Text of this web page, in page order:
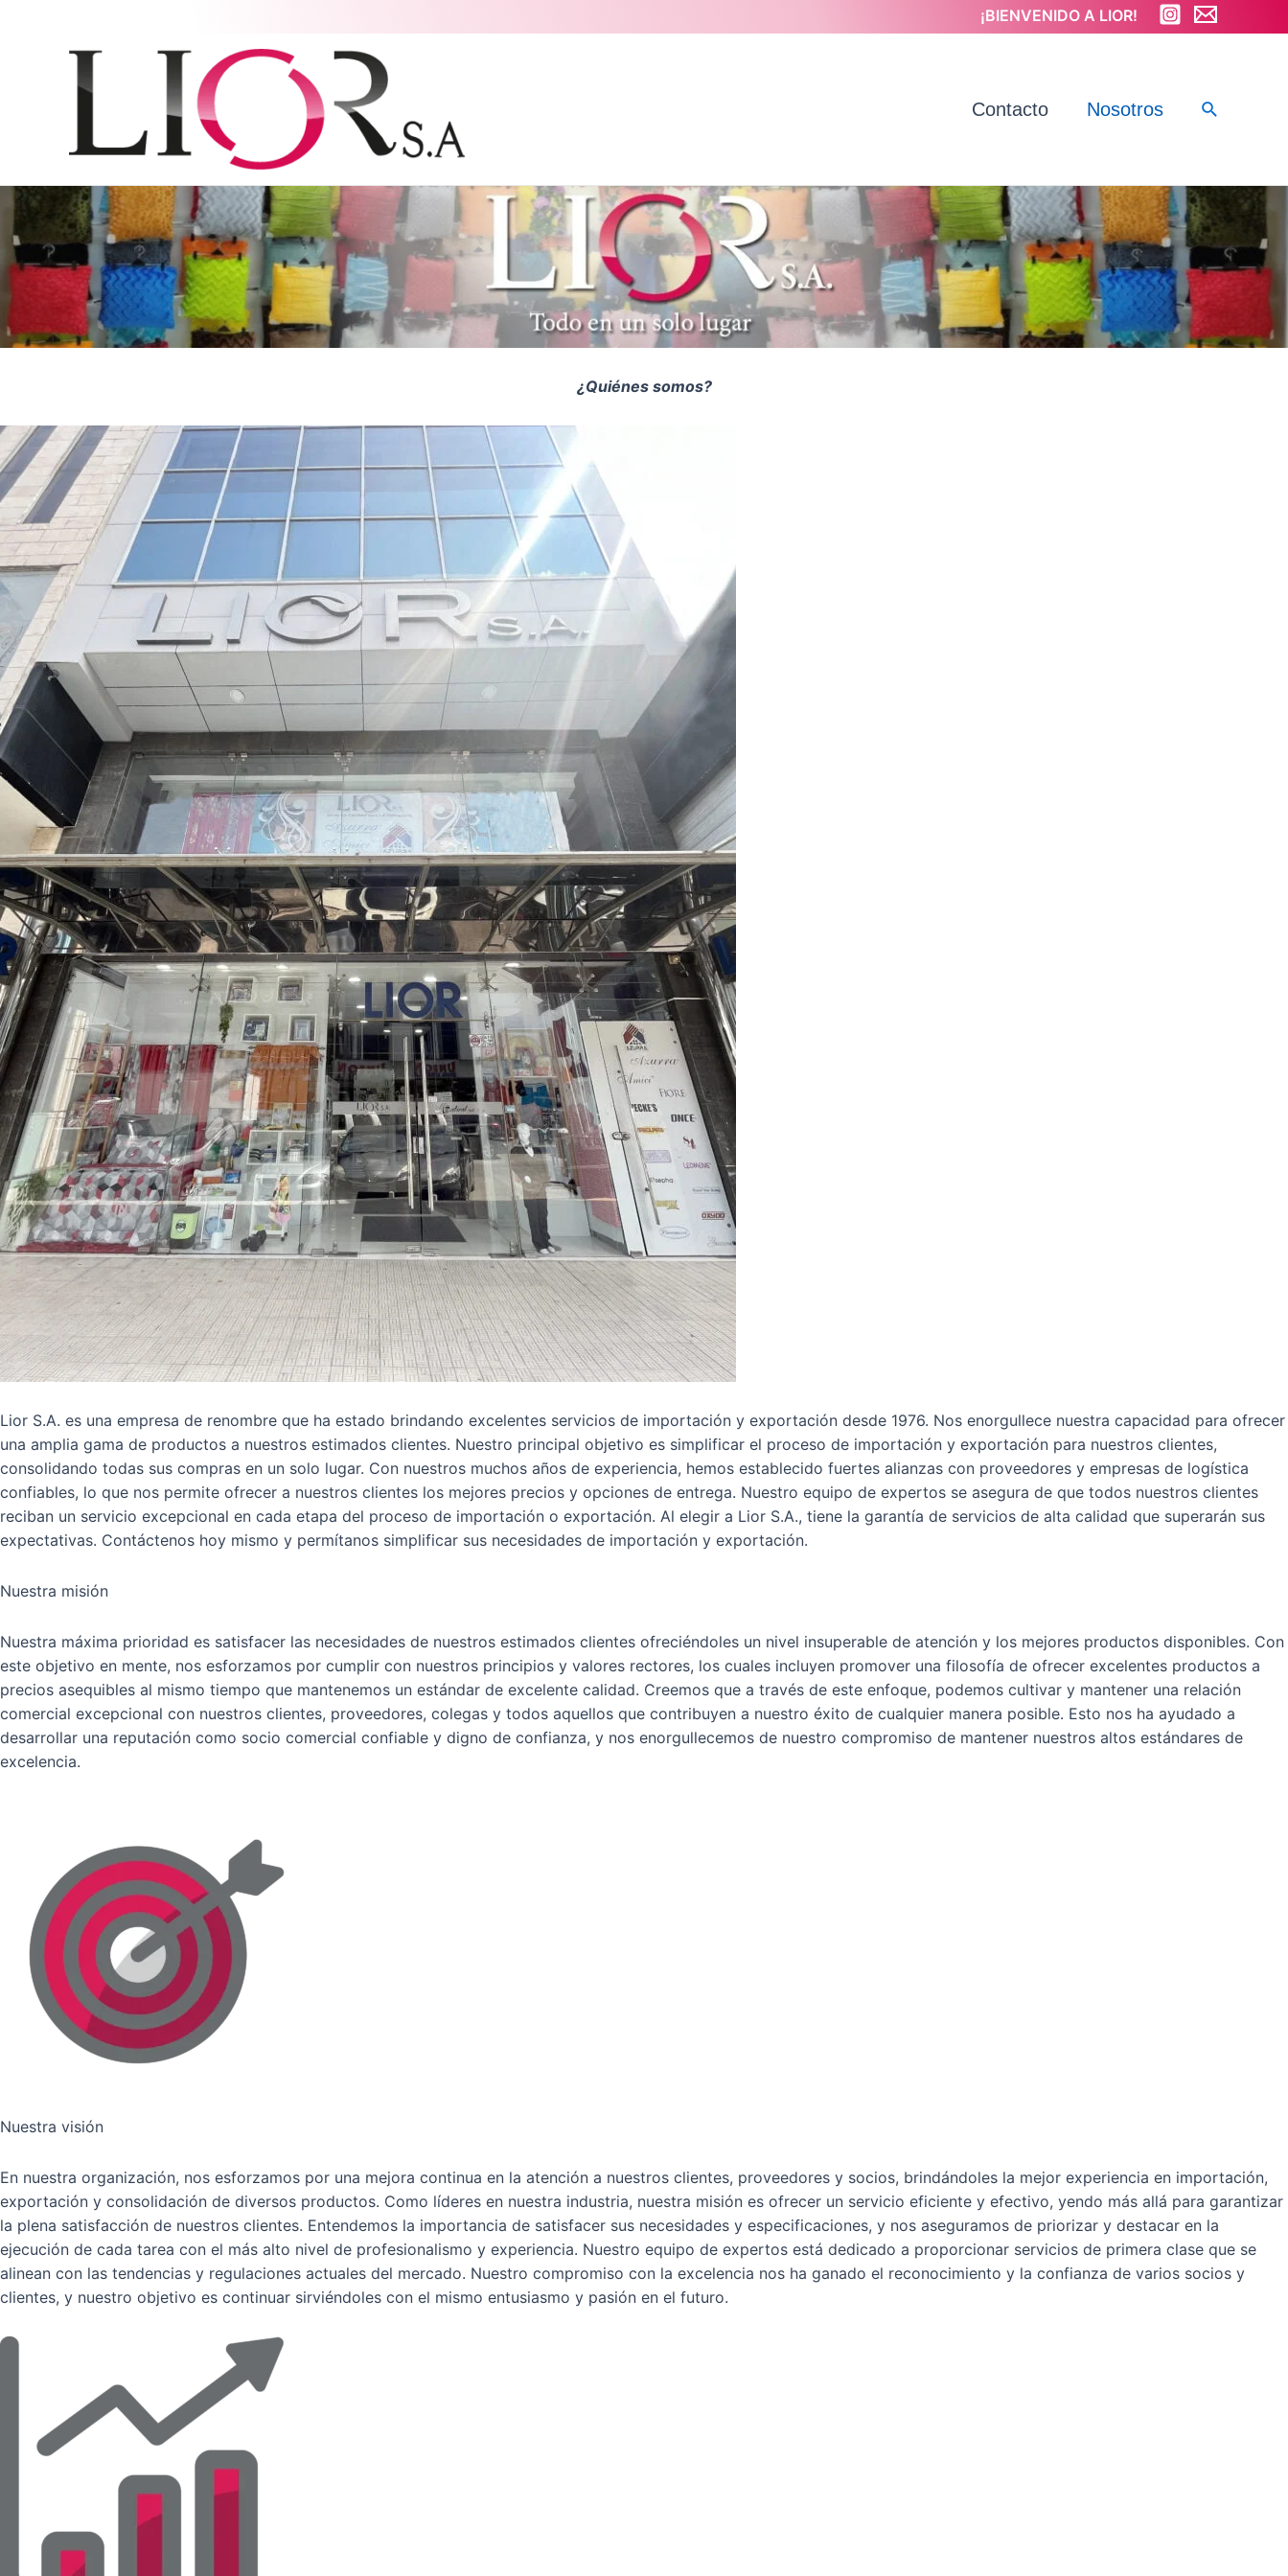
¡BIENVENIDO A LIOR!
Contacto Nosotros
¿Quiénes somos?
Lior S.A. es una empresa de renombre que ha estado brindando excelentes servicios de importación y exportación desde 1976. Nos enorgullece nuestra capacidad para ofrecer
una amplia gama de productos a nuestros estimados clientes. Nuestro principal objetivo es simplificar el proceso de importación y exportación para nuestros clientes,
consolidando todas sus compras en un solo lugar. Con nuestros muchos años de experiencia, hemos establecido fuertes alianzas con proveedores y empresas de logística
confiables, lo que nos permite ofrecer a nuestros clientes los mejores precios y opciones de entrega. Nuestro equipo de expertos se asegura de que todos nuestros clientes
reciban un servicio excepcional en cada etapa del proceso de importación o exportación. Al elegir a Lior S.A., tiene la garantía de servicios de alta calidad que superarán sus
expectativas. Contáctenos hoy mismo y permítanos simplificar sus necesidades de importación y exportación.
Nuestra misión
Nuestra máxima prioridad es satisfacer las necesidades de nuestros estimados clientes ofreciéndoles un nivel insuperable de atención y los mejores productos disponibles. Con
este objetivo en mente, nos esforzamos por cumplir con nuestros principios y valores rectores, los cuales incluyen promover una filosofía de ofrecer excelentes productos a
precios asequibles al mismo tiempo que mantenemos un estándar de excelente calidad. Creemos que a través de este enfoque, podemos cultivar y mantener una relación
comercial excepcional con nuestros clientes, proveedores, colegas y todos aquellos que contribuyen a nuestro éxito de cualquier manera posible. Esto nos ha ayudado a
desarrollar una reputación como socio comercial confiable y digno de confianza, y nos enorgullecemos de nuestro compromiso de mantener nuestros altos estándares de
excelencia.
Nuestra visión
En nuestra organización, nos esforzamos por una mejora continua en la atención a nuestros clientes, proveedores y socios, brindándoles la mejor experiencia en importación,
exportación y consolidación de diversos productos. Como líderes en nuestra industria, nuestra misión es ofrecer un servicio eficiente y efectivo, yendo más allá para garantizar
la plena satisfacción de nuestros clientes. Entendemos la importancia de satisfacer sus necesidades y especificaciones, y nos aseguramos de priorizar y destacar en la
ejecución de cada tarea con el más alto nivel de profesionalismo y experiencia. Nuestro equipo de expertos está dedicado a proporcionar servicios de primera clase que se
alinean con las tendencias y regulaciones actuales del mercado. Nuestro compromiso con la excelencia nos ha ganado el reconocimiento y la confianza de varios socios y
clientes, y nuestro objetivo es continuar sirviéndoles con el mismo entusiasmo y pasión en el futuro.